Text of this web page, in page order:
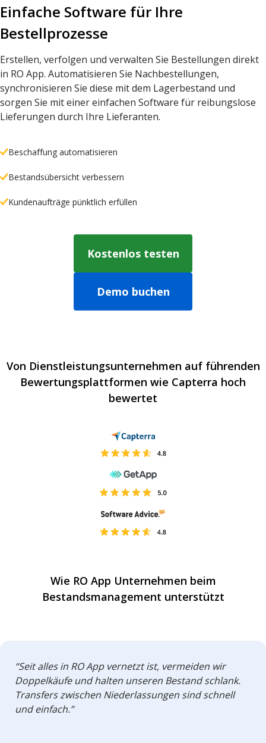
Einfache Software für Ihre
Bestellprozesse
Erstellen, verfolgen und verwalten Sie Bestellungen direkt
in RO App. Automatisieren Sie Nachbestellungen,
synchronisieren Sie diese mit dem Lagerbestand und
sorgen Sie mit einer einfachen Software für reibungslose
Lieferungen durch Ihre Lieferanten.
Beschaffung automatisieren
Bestandsübersicht verbessern
Kundenaufträge pünktlich erfüllen
Kostenlos testen
Demo buchen
Von Dienstleistungsunternehmen auf führenden
Bewertungsplattformen wie Capterra hoch
bewertet
Wie RO App Unternehmen beim
Bestandsmanagement unterstützt
“Seit alles in RO App vernetzt ist, vermeiden wir
Doppelkäufe und halten unseren Bestand schlank.
Transfers zwischen Niederlassungen sind schnell
und einfach.”